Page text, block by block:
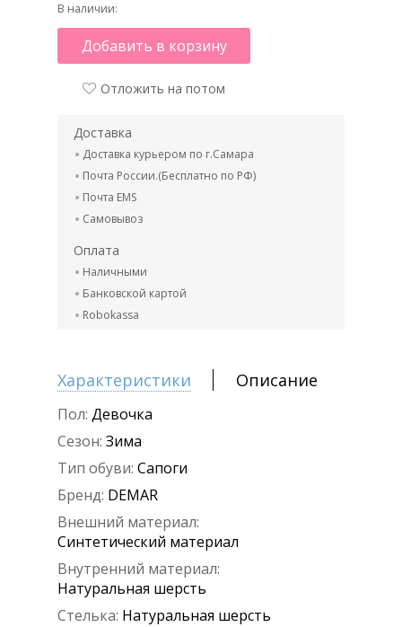
В наличии:
Добавить в корзину
Отложить на потом
Доставка
Доставка курьером по г.Самара
Почта России.(Бесплатно по РФ)
Почта EMS
Самовывоз
Оплата
Наличными
Банковской картой
Robokassa
Характеристики Описание
Пол: Девочка
Сезон: Зима
Тип обуви: Сапоги
Бренд: DEMAR
Внешний материал:
Синтетический материал
Внутренний материал:
Натуральная шерсть
Стелька: Натуральная шерсть